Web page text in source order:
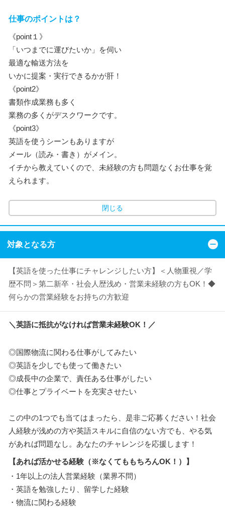
仕事のポイントは？
《point１》
「いつまでに運びたいか」を伺い
最適な輸送方法を
いかに提案・実行できるかが肝！
《point2》
書類作成業務も多く
業務の多くがデスクワークです。
《point3》
英語を使うシーンもありますが
メール（読み・書き）がメイン。
イチから教えていくので、未経験の方も問題なくお仕事を覚
えられます。
閉じる
対象となる方
【英語を使った仕事にチャレンジしたい方】＜人物重視／学
歴不問＞第二新卒・社会人歴浅め・営業未経験の方もOK！◆
何らかの営業経験をお持ちの方歓迎
＼英語に抵抗がなければ営業未経験OK！／
◎国際物流に関わる仕事がしてみたい
◎英語を少しでも使って働きたい
◎成長中の企業で、責任ある仕事がしたい
◎仕事とプライベートを充実させたい
この中の1つでも当てはまったら、是非ご応募ください！社会
人経験が浅めの方や英語スキルに自信のない方でも、やる気
があれば問題なし。あなたのチャレンジを応援します！
【あれば活かせる経験（※なくてももちろんOK！）】
・1年以上の法人営業経験（業界不問）
・英語を勉強したり、留学した経験
・物流に関わる経験